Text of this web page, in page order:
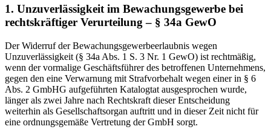
1. Unzuverlässigkeit im Bewachungsgewerbe bei
rechtskräftiger Verurteilung – § 34a GewO
Der Widerruf der Bewachungsgewerbeerlaubnis wegen
Unzuverlässigkeit (§ 34a Abs. 1 S. 3 Nr. 1 GewO) ist rechtmäßig,
wenn der vormalige Geschäftsführer des betroffenen Unternehmens,
gegen den eine Verwarnung mit Strafvorbehalt wegen einer in § 6
Abs. 2 GmbHG aufgeführten Katalogtat ausgesprochen wurde,
länger als zwei Jahre nach Rechtskraft dieser Entscheidung
weiterhin als Gesellschaftsorgan auftritt und in dieser Zeit nicht für
eine ordnungsgemäße Vertretung der GmbH sorgt.